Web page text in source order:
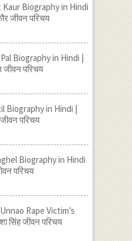
Kaur Biography in Hindi
जीवन परिचय
Biography in Hindi |
जीवन परिचय
Biography in Hindi |
परिचय
Biography in Hindi
परिचय
Rape Victim’s
सिंह जीवन परिचय